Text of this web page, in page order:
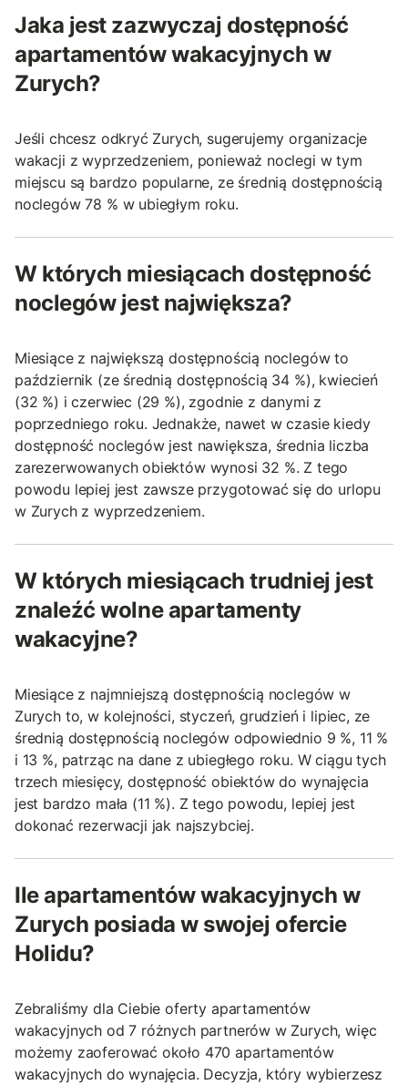
Jaka jest zazwyczaj dostępność
apartamentów wakacyjnych w
Zurych?
Jeśli chcesz odkryć Zurych, sugerujemy organizacje
wakacji z wyprzedzeniem, ponieważ noclegi w tym
miejscu są bardzo popularne, ze średnią dostępnością
noclegów 78 % w ubiegłym roku.
W których miesiącach dostępność
noclegów jest największa?
Miesiące z największą dostępnością noclegów to
październik (ze średnią dostępnością 34 %), kwiecień
(32 %) i czerwiec (29 %), zgodnie z danymi z
poprzedniego roku. Jednakże, nawet w czasie kiedy
dostępność noclegów jest nawiększa, średnia liczba
zarezerwowanych obiektów wynosi 32 %. Z tego
powodu lepiej jest zawsze przygotować się do urlopu
w Zurych z wyprzedzeniem.
W których miesiącach trudniej jest
znaleźć wolne apartamenty
wakacyjne?
Miesiące z najmniejszą dostępnością noclegów w
Zurych to, w kolejności, styczeń, grudzień i lipiec, ze
średnią dostępnością noclegów odpowiednio 9 %, 11 %
i 13 %, patrząc na dane z ubiegłego roku. W ciągu tych
trzech miesięcy, dostępność obiektów do wynajęcia
jest bardzo mała (11 %). Z tego powodu, lepiej jest
dokonać rezerwacji jak najszybciej.
Ile apartamentów wakacyjnych w
Zurych posiada w swojej ofercie
Holidu?
Zebraliśmy dla Ciebie oferty apartamentów
wakacyjnych od 7 różnych partnerów w Zurych, więc
możemy zaoferować około 470 apartamentów
wakacyjnych do wynajęcia. Decyzja, który wybierzesz